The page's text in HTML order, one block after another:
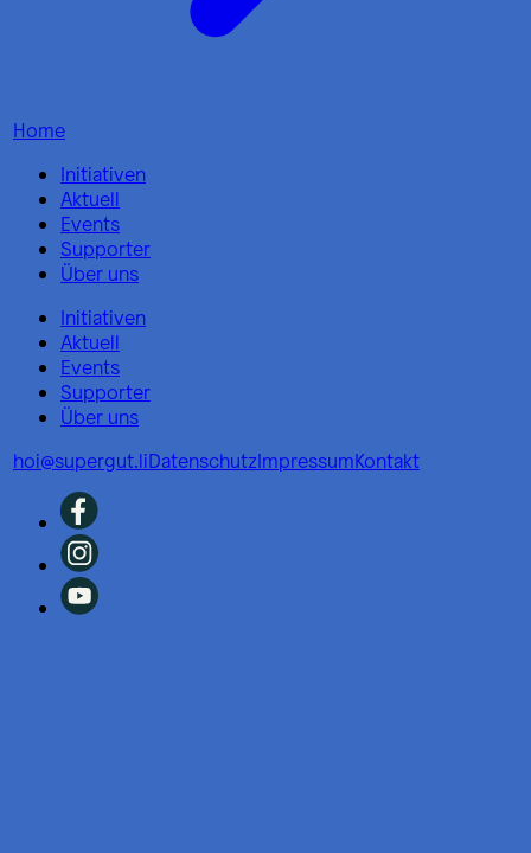
Home
Initiativen
Aktuell
Events
Supporter
Über uns
Initiativen
Aktuell
Events
Supporter
Über uns
hoi@supergut.liDatenschutzImpressumKontakt